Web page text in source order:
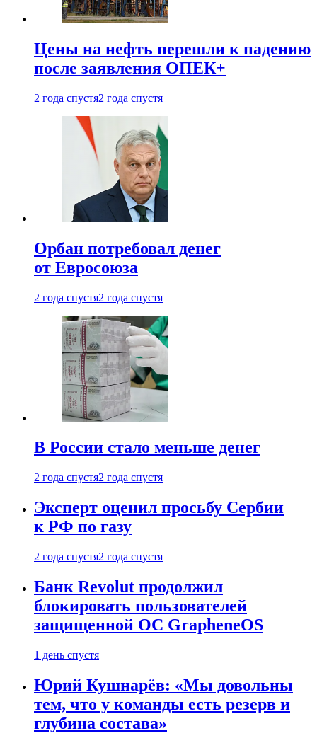
Цены на нефть перешли к падению
после заявления ОПЕК+
2 года спустя2 года спустя
Орбан потребовал денег
от Евросоюза
2 года спустя2 года спустя
В России стало меньше денег
2 года спустя2 года спустя
Эксперт оценил просьбу Сербии
к РФ по газу
2 года спустя2 года спустя
Банк Revolut продолжил
блокировать пользователей
защищенной ОС GrapheneOS
1 день спустя
Юрий Кушнарёв: «Мы довольны
тем, что у команды есть резерв и
глубина состава»